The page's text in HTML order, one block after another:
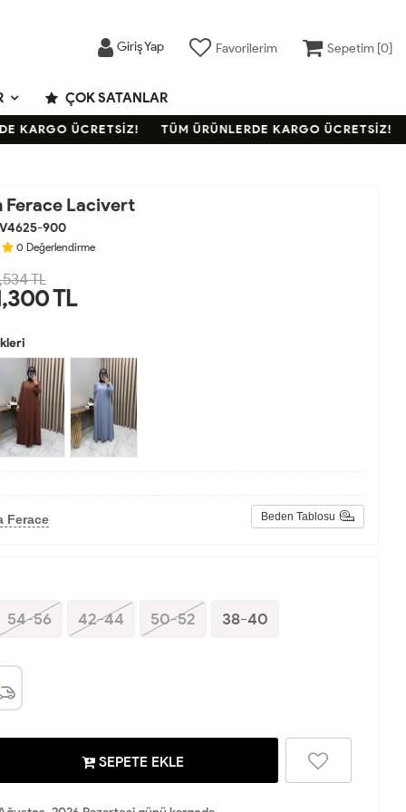
Giriş Yap Favorilerim Sepetim [0]
ÇOK SATANLAR
ÜCRETSİZ! TÜM ÜRÜNLERDE KARGO ÜCRETSİZ!
Ferace Lacivert
900
0 Değerlendirme
TL
TL
Ferace Beden Tablosu
54-56 42-44 50-52 38-40
SEPETE EKLE